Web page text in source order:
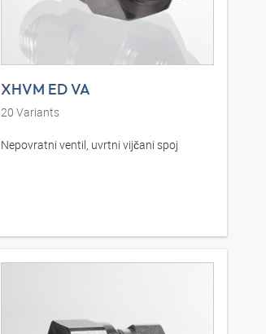
XHVM ED VA
20 Variants
Nepovratni ventil, uvrtni vijčani spoj